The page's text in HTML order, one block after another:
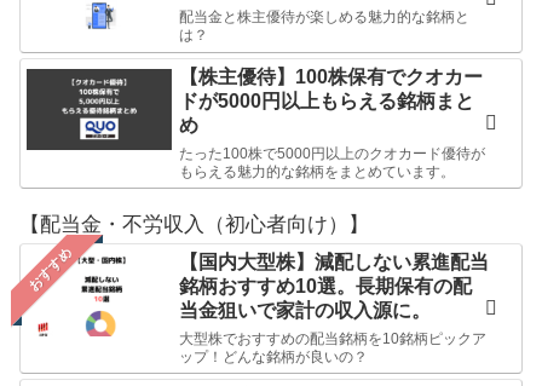
配当金と株主優待が楽しめる魅力的な銘柄と
は？
【株主優待】100株保有でクオカー
ドが5000円以上もらえる銘柄まと
め
たった100株で5000円以上のクオカード優待が
もらえる魅力的な銘柄をまとめています。
【配当金・不労収入（初心者向け）】
おすすめ
【国内大型株】減配しない累進配当
銘柄おすすめ10選。長期保有の配
当金狙いで家計の収入源に。
大型株でおすすめの配当銘柄を10銘柄ピックア
ップ！どんな銘柄が良いの？